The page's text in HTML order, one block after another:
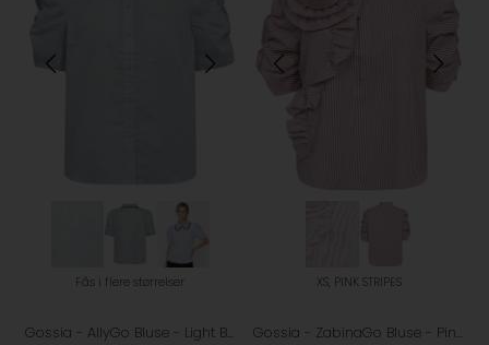
Fås i flere størrelser
Gossia - AllyGo Bluse - Light Blue
XS, PINK STRIPES
Gossia - ZabinaGo Bluse - Pink Stripes